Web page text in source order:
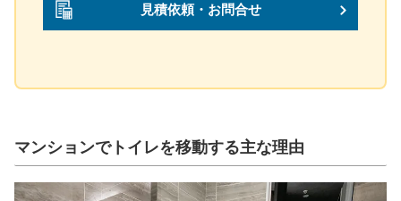
見積依頼・お問合せ
マンションでトイレを移動する主な理由